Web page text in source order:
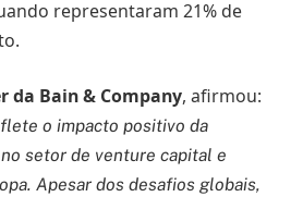
representaram 21% de
da Bain & Company, afirmou:
o impacto positivo da
setor de venture capital e
Apesar dos desafios globais,